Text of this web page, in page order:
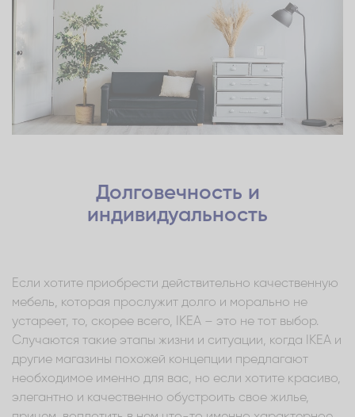
Долговечность и
индивидуальность
Если хотите приобрести действительно качественную
мебель, которая прослужит долго и морально не
устареет, то, скорее всего, IKEA – это не тот выбор.
Случаются такие этапы жизни и ситуации, когда IKEA и
другие магазины похожей концепции предлагают
необходимое именно для вас, но если хотите красиво,
элегантно и качественно обустроить свое жилье,